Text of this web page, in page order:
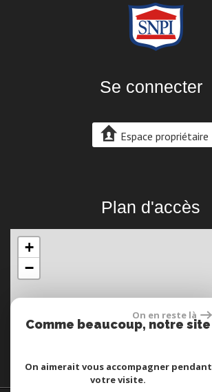
Se connecter
Espace propriétaire
Plan d'accès
+
−
On en reste là
Comme beaucoup, notre site
On aimerait vous accompagner pendant
votre visite.